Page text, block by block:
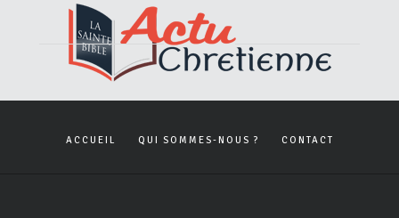
ACCUEIL QUI SOMMES-NOUS ? CONTACT